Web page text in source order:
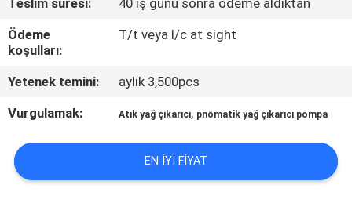
BIZE
ULAŞIN
BIR
TEKLIF
Teslim süresi:
40 iş günü sonra ödeme aldıktan
Ödeme
koşulları:
T/t veya l/c at sight
Yetenek temini:
aylık 3,500pcs
Vurgulamak:
Atık yağ çıkarıcı, pnömatik yağ çıkarıcı pompa
EN IYI FIYAT